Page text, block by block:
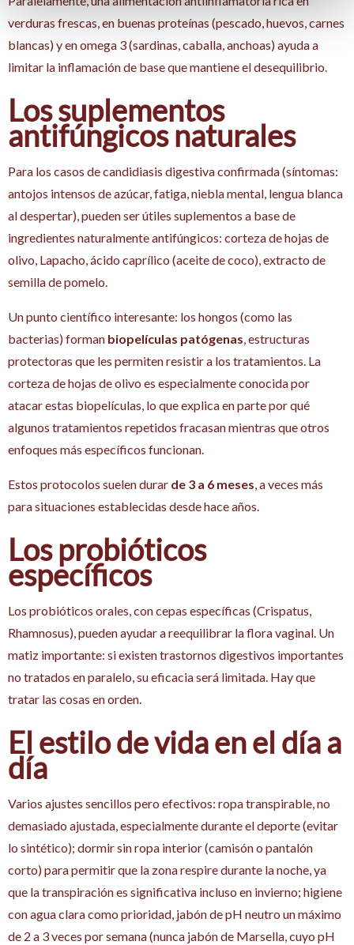
verduras frescas, en buenas proteínas (pescado, huevos, carnes
blancas) y en omega 3 (sardinas, caballa, anchoas) ayuda a
limitar la inflamación de base que mantiene el desequilibrio.
Los suplementos
antifúngicos naturales
Para los casos de candidiasis digestiva confirmada (síntomas:
antojos intensos de azúcar, fatiga, niebla mental, lengua blanca
al despertar), pueden ser útiles suplementos a base de
ingredientes naturalmente antifúngicos: corteza de hojas de
olivo, Lapacho, ácido caprílico (aceite de coco), extracto de
semilla de pomelo.
Un punto científico interesante: los hongos (como las
bacterias) forman biopelículas patógenas, estructuras
protectoras que les permiten resistir a los tratamientos. La
corteza de hojas de olivo es especialmente conocida por
atacar estas biopelículas, lo que explica en parte por qué
algunos tratamientos repetidos fracasan mientras que otros
enfoques más específicos funcionan.
Estos protocolos suelen durar de 3 a 6 meses, a veces más
para situaciones establecidas desde hace años.
Los probióticos
específicos
Los probióticos orales, con cepas específicas (Crispatus,
Rhamnosus), pueden ayudar a reequilibrar la flora vaginal. Un
matiz importante: si existen trastornos digestivos importantes
no tratados en paralelo, su eficacia será limitada. Hay que
tratar las cosas en orden.
El estilo de vida en el día a
día
Varios ajustes sencillos pero efectivos: ropa transpirable, no
demasiado ajustada, especialmente durante el deporte (evitar
lo sintético); dormir sin ropa interior (camisón o pantalón
corto) para permitir que la zona respire durante la noche, ya
que la transpiración es significativa incluso en invierno; higiene
con agua clara como prioridad, jabón de pH neutro un máximo
de 2 a 3 veces por semana (nunca jabón de Marsella, cuyo pH